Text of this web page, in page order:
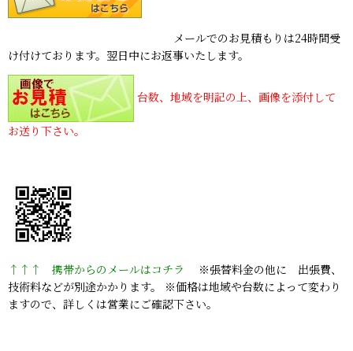
メールでのお見積もりは24時間受
け付けております。翌日中にお返事いたします。
台数、地域を明記の上、画像を添付して
お送り下さい。
↑↑↑ 携帯からのメールはコチラ
※張替料金の他に 出張費、
技術料などが別途かかります。 ※価格は地域や台数によって変わり
ますので、詳しくは営業にご確認下さい。